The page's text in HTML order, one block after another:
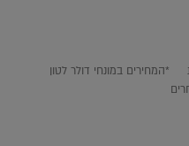
*המחירים במונחי דולר לטון